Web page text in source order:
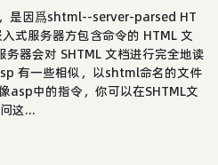
是因爲shtml--server-parsed HT
式服务器方包含命令的 HTML 文
器会对 SHTML 文档进行完全地读
有一些相似，以shtml命名的文件
asp中的指令，你可以在SHTML文
这...